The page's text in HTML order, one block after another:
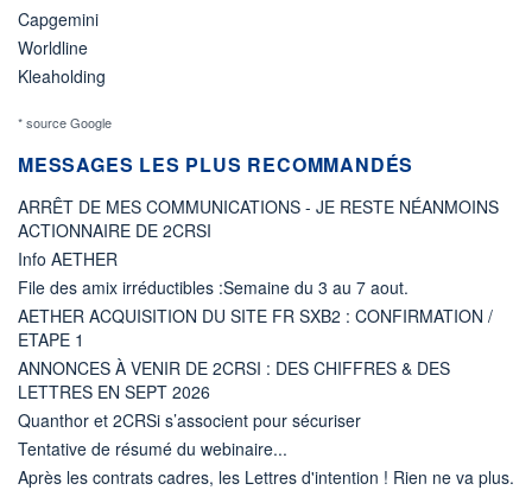
Capgemini
Worldline
Kleaholding
* source Google
MESSAGES LES PLUS RECOMMANDÉS
ARRÊT DE MES COMMUNICATIONS - JE RESTE NÉANMOINS
ACTIONNAIRE DE 2CRSI
Info AETHER
File des amix irréductibles :Semaine du 3 au 7 aout.
AETHER ACQUISITION DU SITE FR SXB2 : CONFIRMATION /
ETAPE 1
ANNONCES À VENIR DE 2CRSI : DES CHIFFRES & DES
LETTRES EN SEPT 2026
Quanthor et 2CRSi s’associent pour sécuriser
Tentative de résumé du webinaire...
Après les contrats cadres, les Lettres d'intention ! Rien ne va plus.